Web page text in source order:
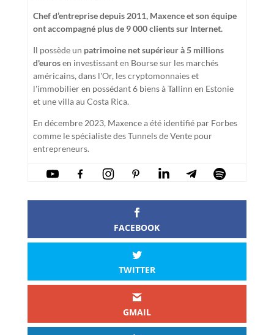
Chef d’entreprise depuis 2011, Maxence et son équipe
ont accompagné plus de 9 000 clients sur Internet.
Il possède un patrimoine net supérieur à 5 millions
d'eurosen investissant en Bourse sur les marchés
américains, dans l'Or, les cryptomonnaies et
l'immobilier en possédant 6 biens à Tallinn en Estonie
et une villa au Costa Rica.
En décembre 2023, Maxence a été identifié par Forbes
comme le spécialiste des Tunnels de Vente pour
entrepreneurs.
FACEBOOK
TWITTER
GMAIL